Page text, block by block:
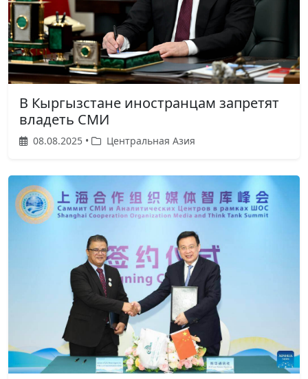
В Кыргызстане иностранцам запретят
владеть СМИ
08.08.2025 • Центральная Азия